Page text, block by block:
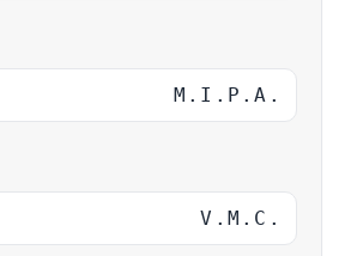
M.I.P.A.
V.M.C.